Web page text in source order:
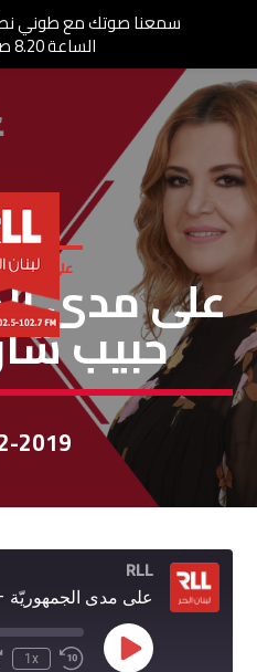
على مدىعلى مدى
حبيب
2019
RLL
على مدى
Play
Rewind
1x
سمعنا صوتك مع طوني
الساعة 8.20 صباحا